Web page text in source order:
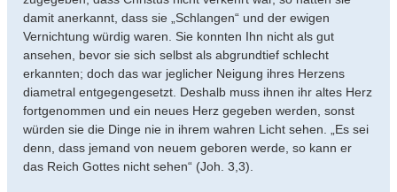
damit anerkannt, dass sie „Schlangen“ und der ewigen
Vernichtung würdig waren. Sie konnten Ihn nicht als gut
ansehen, bevor sie sich selbst als abgrundtief schlecht
erkannten; doch das war jeglicher Neigung ihres Herzens
diametral entgegengesetzt. Deshalb muss ihnen ihr altes Herz
fortgenommen und ein neues Herz gegeben werden, sonst
würden sie die Dinge nie in ihrem wahren Licht sehen. „Es sei
denn, dass jemand von neuem geboren werde, so kann er
das Reich Gottes nicht sehen“ (Joh. 3,3).